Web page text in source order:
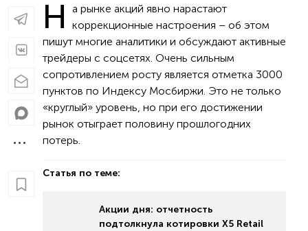
Н
а рынке акций явно нарастают
коррекционные настроения – об этом
пишут многие аналитики и обсуждают активные
трейдеры с соцсетях. Очень сильным
сопротивлением росту является отметка 3000
пунктов по Индексу Мосбиржи. Это не только
«круглый» уровень, но при его достижении
рынок отыграет половину прошлогодних
потерь.
Статья по теме:
Акции дня: отчетность
подтолкнула котировки X5 Retail